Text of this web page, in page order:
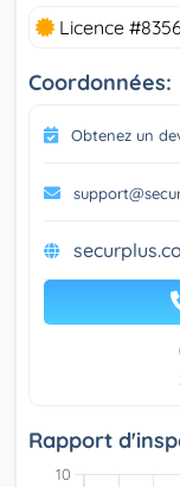
Licence
Coordonnées:
Obtenez un
Rapport